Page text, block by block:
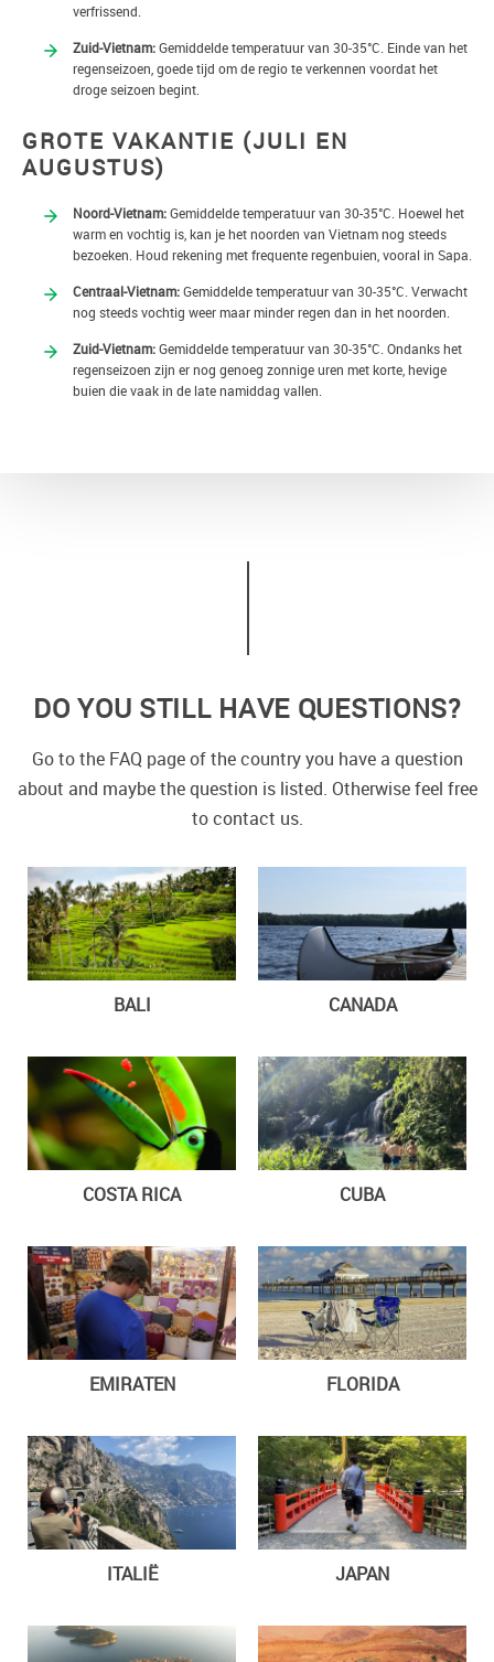
verfrissend.
Zuid-Vietnam:Gemiddelde temperatuur van 30-35°C. Einde van het
regenseizoen, goede tijd om de regio te verkennen voordat het
droge seizoen begint.
GROTE VAKANTIE (JULI EN
AUGUSTUS)
Noord-Vietnam:Gemiddelde temperatuur van 30-35°C. Hoewel het
warm en vochtig is, kan je het noorden van Vietnam nog steeds
bezoeken. Houd rekening met frequente regenbuien, vooral in Sapa.
Centraal-Vietnam:Gemiddelde temperatuur van 30-35°C. Verwacht
nog steeds vochtig weer maar minder regen dan in het noorden.
Zuid-Vietnam:Gemiddelde temperatuur van 30-35°C. Ondanks het
regenseizoen zijn er nog genoeg zonnige uren met korte, hevige
buien die vaak in de late namiddag vallen.
DO YOU STILL HAVE QUESTIONS?
Go to the FAQ page of the country you have a question
about and maybe the question is listed. Otherwise feel free
to contact us.
BALI CANADA
COSTA RICA CUBA
EMIRATEN FLORIDA
ITALIË JAPAN